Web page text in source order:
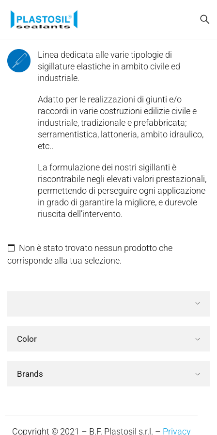
Linea dedicata alle varie tipologie di
sigillature elastiche in ambito civile ed
industriale.
Adatto per le realizzazioni di giunti e/o
raccordi in varie costruzioni edilizie civile e
industriale, tradizionale e prefabbricata;
serramentistica, lattoneria, ambito idraulico,
etc..
La formulazione dei nostri sigillanti è
riscontrabile negli elevati valori prestazionali,
permettendo di perseguire ogni applicazione
in grado di garantire la migliore, e durevole
riuscita dell’intervento.
Non è stato trovato nessun prodotto che
corrisponde alla tua selezione.
Color
Brands
Copyright © 2021 – B.F. Plastosil s.r.l. – Privacy